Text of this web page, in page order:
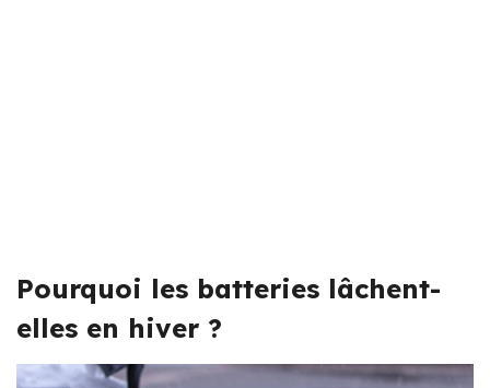
Pourquoi les batteries lâchent-
elles en hiver ?